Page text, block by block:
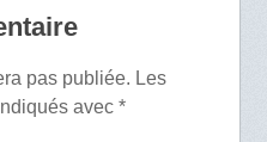
pas publiée. Les
avec *